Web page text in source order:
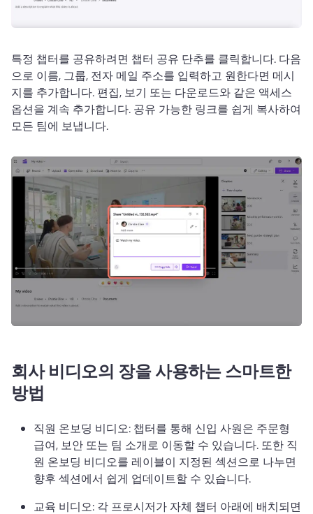
특정 챕터를 공유하려면 챕터 공유 단추를 클릭합니다. 다음
으로 이름, 그룹, 전자 메일 주소를 입력하고 원한다면 메시
지를 추가합니다. 편집, 보기 또는 다운로드와 같은 액세스
옵션을 계속 추가합니다. 공유 가능한 링크를 쉽게 복사하여
모든 팀에 보냅니다.
회사 비디오의 장을 사용하는 스마트한
방법
직원 온보딩 비디오: 챕터를 통해 신입 사원은 주문형
급여, 보안 또는 팀 소개로 이동할 수 있습니다. 또한 직
원 온보딩 비디오를 레이블이 지정된 섹션으로 나누면
향후 섹션에서 쉽게 업데이트할 수 있습니다.
교육 비디오: 각 프로시저가 자체 챕터 아래에 배치되면